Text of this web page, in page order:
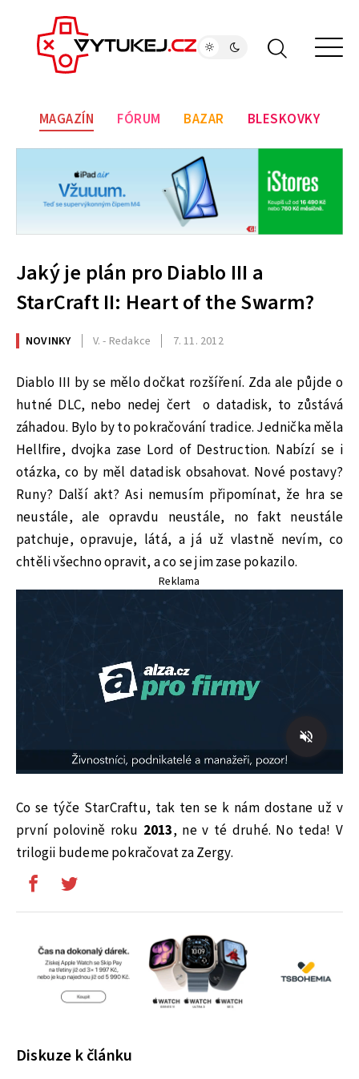
MAGAZÍN FÓRUM BAZAR BLESKOVKY
Jaký je plán pro Diablo III a
StarCraft II: Heart of the Swarm?
NOVINKY V. - Redakce 7. 11. 2012
Diablo III by se mělo dočkat rozšíření. Zda ale půjde o
hutné DLC, nebo nedej čert o datadisk, to zůstává
záhadou. Bylo by to pokračování tradice. Jednička měla
Hellfire, dvojka zase Lord of Destruction. Nabízí se i
otázka, co by měl datadisk obsahovat. Nové postavy?
Runy? Další akt? Asi nemusím připomínat, že hra se
neustále, ale opravdu neustále, no fakt neustále
patchuje, opravuje, látá, a já už vlastně nevím, co
chtěli všechno opravit, a co se jim zase pokazilo.
Reklama
Co se týče StarCraftu, tak ten se k nám dostane už v
první polovině roku 2013, ne v té druhé. No teda! V
trilogii budeme pokračovat za Zergy.
Diskuze k článku